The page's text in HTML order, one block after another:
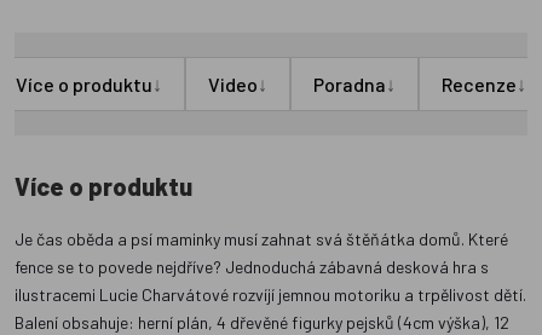
Více o produktu↓ Video↓ Poradna↓ Recenze↓
Více o produktu
Je čas oběda a psí maminky musí zahnat svá štěňátka domů. Které
fence se to povede nejdříve? Jednoduchá zábavná desková hra s
ilustracemi Lucie Charvátové rozvíjí jemnou motoriku a trpělivost dětí.
Balení obsahuje: herní plán, 4 dřevěné figurky pejsků (4cm výška), 12